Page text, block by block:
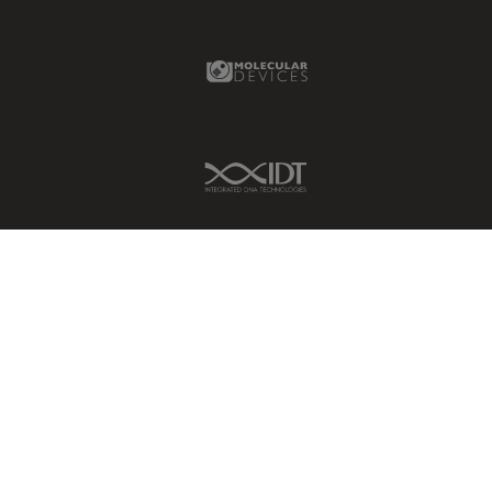
Molecular Devices Link
IDT Link